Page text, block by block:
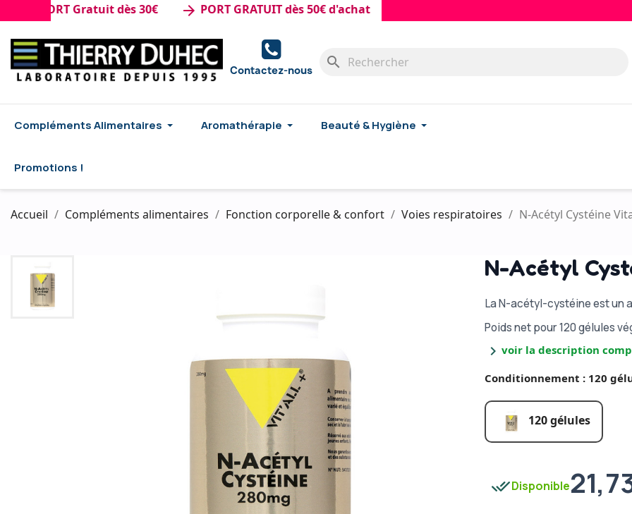
PORT Gratuit dès 30€ arrow_forward PORT GRATUIT dès 50€ d'achat
Contactez-nous search
Compléments Alimentaires Aromathérapie Beauté & Hygiène
Promotions !
Accueil Compléments alimentaires Fonction corporelle & confort Voies respiratoires N-Acétyl Cystéine
N-Acétyl
La N-acétyl-cystéine est un
Poids net pour 120 gélules
chevron_right voir la description
Conditionnement : 120
120 gélules
done_allDisponible